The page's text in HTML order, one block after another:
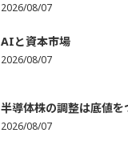
2026/08/07
AIと資本市場
2026/08/07
半導体株の調整は底値を
2026/08/07